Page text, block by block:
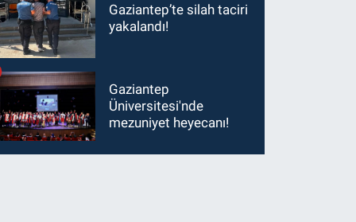
Gaziantep’te silah taciri
yakalandı!
Gaziantep
Üniversitesi'nde
mezuniyet heyecanı!